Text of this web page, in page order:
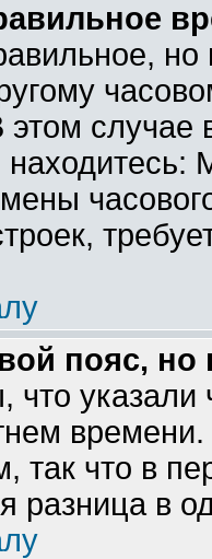
этом
пояс,
указали
так что в
разница в